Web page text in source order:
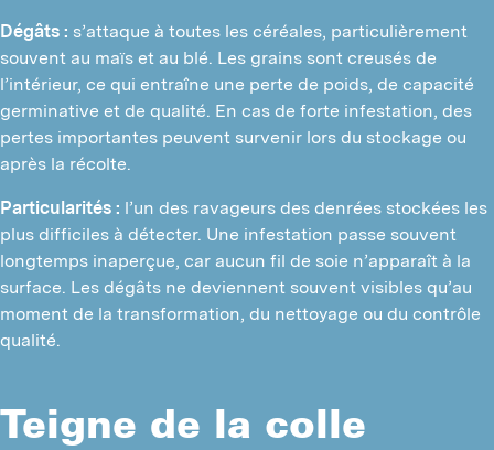
Dégâts : s’attaque à toutes les céréales, particulièrement
souvent au maïs et au blé. Les grains sont creusés de
l’intérieur, ce qui entraîne une perte de poids, de capacité
germinative et de qualité. En cas de forte infestation, des
pertes importantes peuvent survenir lors du stockage ou
après la récolte.
Particularités : l’un des ravageurs des denrées stockées les
plus difficiles à détecter. Une infestation passe souvent
longtemps inaperçue, car aucun fil de soie n’apparaît à la
surface. Les dégâts ne deviennent souvent visibles qu’au
moment de la transformation, du nettoyage ou du contrôle
qualité.
Teigne de la colle